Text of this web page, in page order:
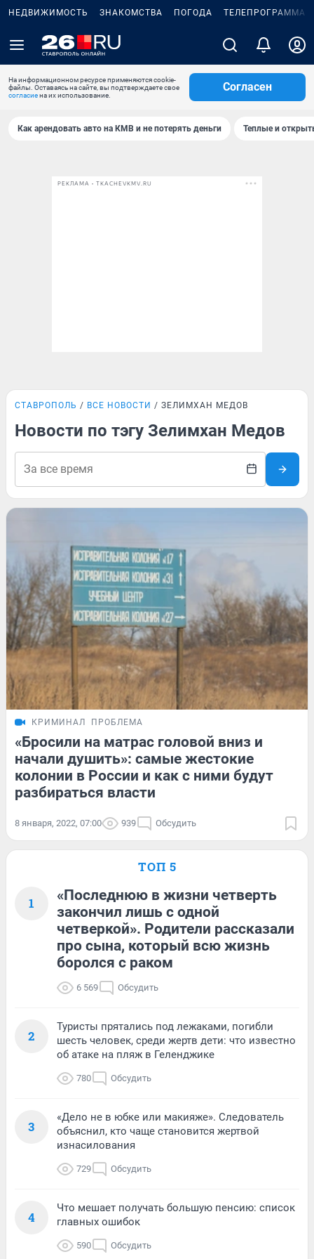
НЕДВИЖИМОСТЬ ЗНАКОМСТВА ПОГОДА ТЕЛЕПРОГРАММА
На информационном ресурсе применяются cookie-
файлы. Оставаясь на сайте, вы подтверждаете свое
согласиена их использование.
Согласен
Как арендовать авто на КМВ и не потерять деньги Теплые и
РЕКЛАМА • TKACHEVKMV.RU
СТАВРОПОЛЬ ВСЕ НОВОСТИ ЗЕЛИМХАН МЕДОВ
Новости по тэгу Зелимхан Медов
КРИМИНАЛ ПРОБЛЕМА
«Бросили на матрас головой вниз и
начали душить»: самые жестокие
колонии в России и как с ними будут
разбираться власти
8 января, 2022, 07:00 939 Обсудить
ТОП 5
1
«Последнюю в жизни четверть
закончил лишь с одной
четверкой». Родители рассказали
про сына, который всю жизнь
боролся с раком
6 569 Обсудить
2
Туристы прятались под лежаками, погибли
шесть человек, среди жертв дети: что известно
об атаке на пляж в Геленджике
780 Обсудить
3
«Дело не в юбке или макияже». Следователь
объяснил, кто чаще становится жертвой
изнасилования
729 Обсудить
4
Что мешает получать большую пенсию: список
главных ошибок
590 Обсудить